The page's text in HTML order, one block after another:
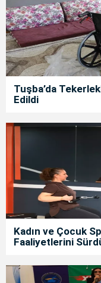
Tuşba’da
Edildi
Kadın ve Çocuk
Faaliyetlerini